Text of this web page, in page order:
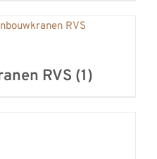
RVS (1)